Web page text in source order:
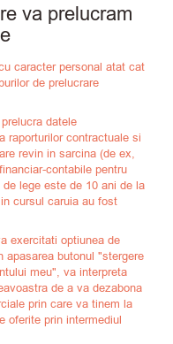
va prelucram
caracter personal atat cat
de prelucrare
datele
raporturilor contractuale si
revin in sarcina (de ex,
contabile pentru
lege este de 10 ani de la
cursul caruia au fost
exercitati optiunea de
apasarea butonul "stergere
meu", va interpreta
de a va dezabona
prin care va tinem la
oferite prin intermediul